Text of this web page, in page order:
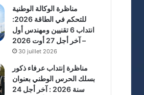
مناظرة الوكالة الوطنية
للتحكم في الطاقة 2026:
انتداب 6 تقنيين ومهندس أول
– آخر أجل 27 أوت 2026
30 juillet 2026
مناظرة إنتداب عرفاء ذكور
بسلك الحرس الوطني بعنوان
سنة 2026 : آخر أجل 24